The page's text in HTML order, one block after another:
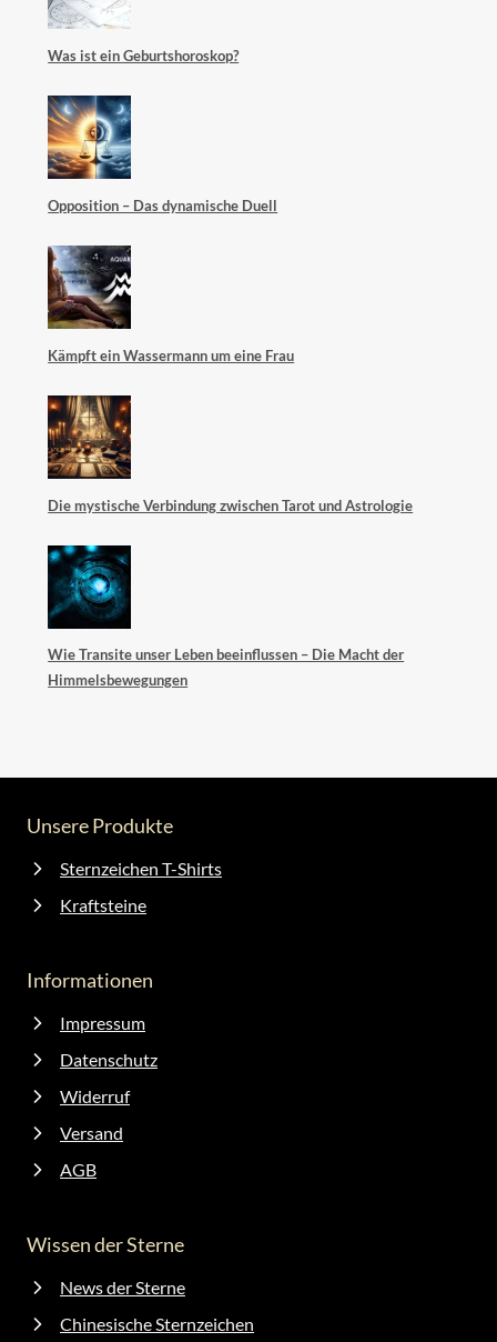
Was ist ein Geburtshoroskop?
Opposition – Das dynamische Duell
Kämpft ein Wassermann um eine Frau
Die mystische Verbindung zwischen Tarot und Astrologie
Wie Transite unser Leben beeinflussen – Die Macht der
Himmelsbewegungen
Unsere Produkte
Sternzeichen T-Shirts
Kraftsteine
Informationen
Impressum
Datenschutz
Widerruf
Versand
AGB
Wissen der Sterne
News der Sterne
Chinesische Sternzeichen